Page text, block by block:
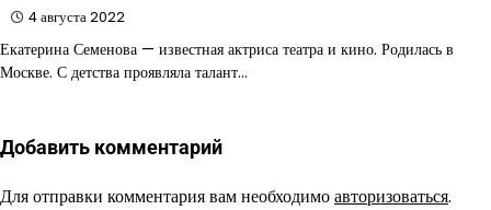
4 августа 2022
Екатерина Семенова — известная актриса театра и кино. Родилась в
Москве. С детства проявляла талант…
Добавить комментарий
Для отправки комментария вам необходимоавторизоваться.